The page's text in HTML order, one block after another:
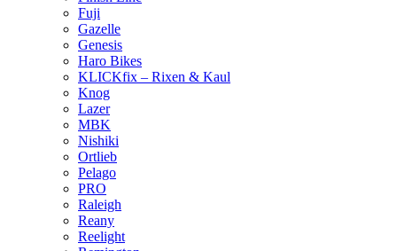
Fuji
Gazelle
Genesis
Haro Bikes
KLICKfix – Rixen & Kaul
Knog
Lazer
MBK
Nishiki
Ortlieb
Pelago
PRO
Raleigh
Reany
Reelight